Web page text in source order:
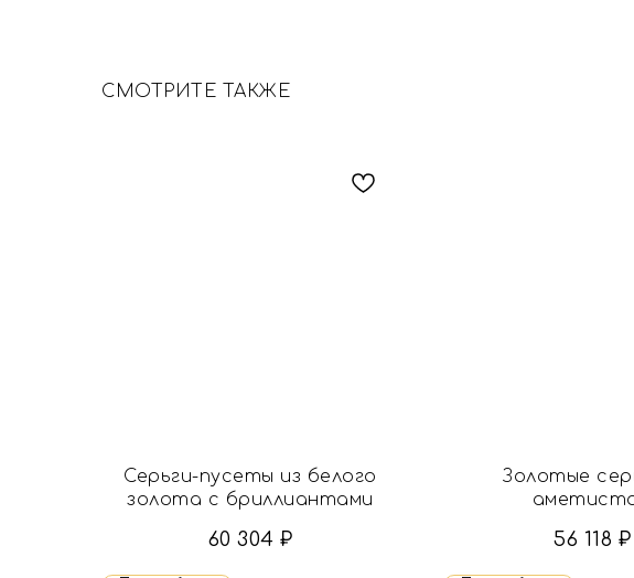
СМОТРИТЕ ТАКЖЕ
Серьги-пусеты из белого
золота с бриллиантами
60 304 ₽
Золотые
56 118 ₽